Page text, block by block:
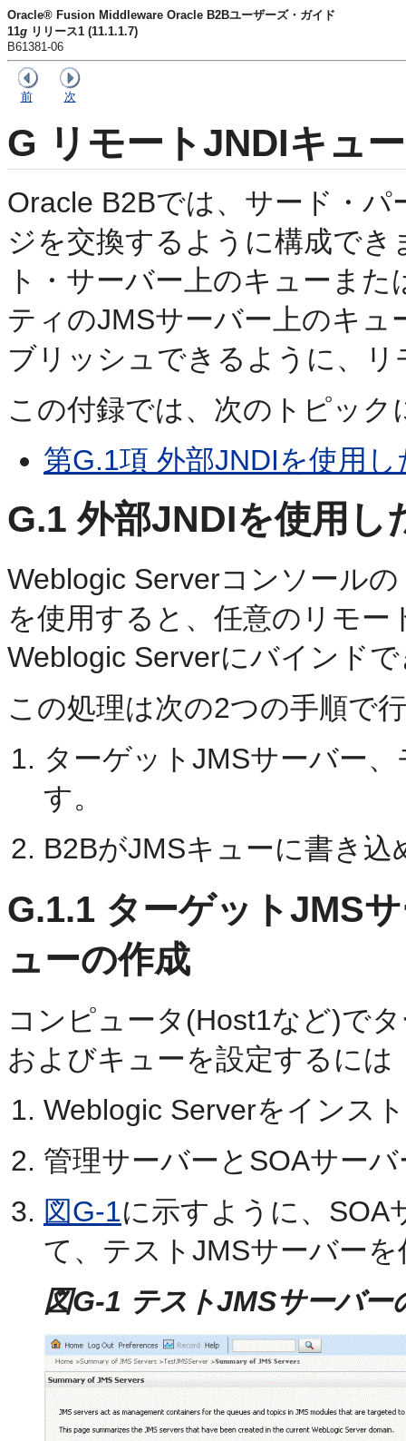
Oracle® Fusion Middleware Oracle B2Bユーザーズ・ガイド
11g リリース1 (11.1.1.7)
B61381-06
前 次
G リモートJNDIキュ
Oracle B2Bでは、サード・
ジを交換するように構成で
ト・サーバー上のキューま
ティのJMSサーバー上のキ
ブリッシュできるように、
この付録では、次のトピッ
第G.1項 外部JNDIを使用
G.1 外部JNDIを使用し
Weblogic Serverコンソール
を使用すると、任意のリモ
Weblogic Serverにバインド
この処理は次の2つの手順で
ターゲットJMSサーバー
す。
B2BがJMSキューに書き
G.1.1 ターゲットJMS
ューの作成
コンピュータ(Host1など)で
およびキューを設定するには
Weblogic Serverをインス
管理サーバーとSOAサー
図G-1に示すように、SOA
て、テストJMSサーバー
図G-1 テストJMSサーバー